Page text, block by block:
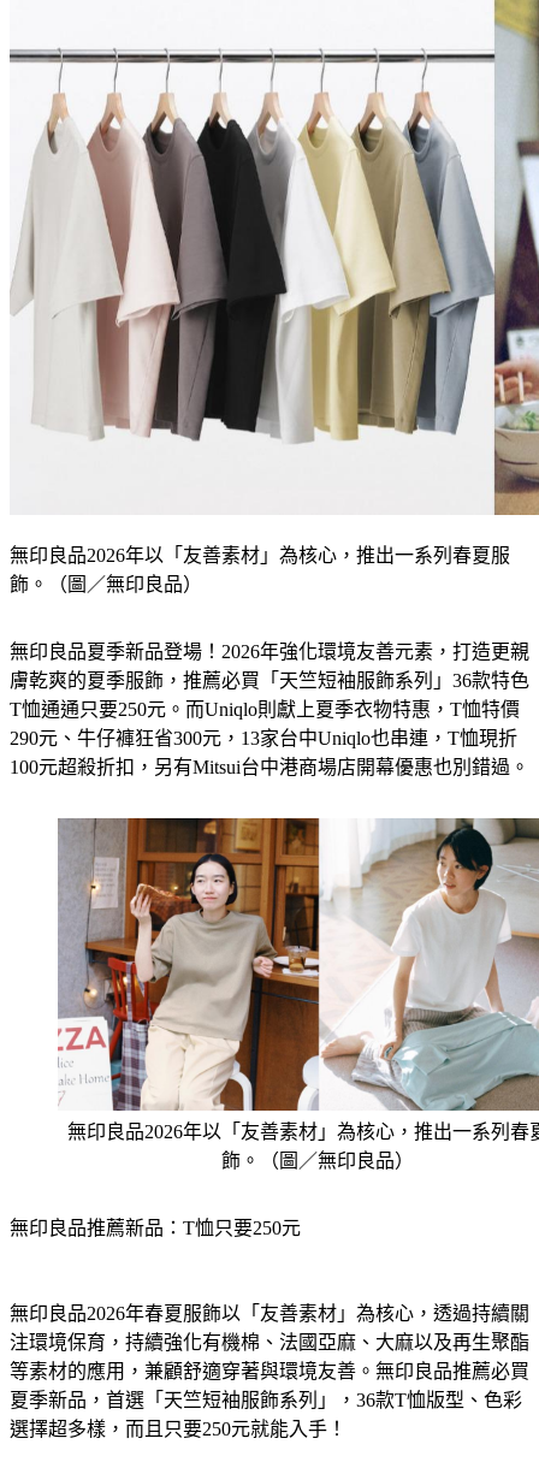
無印良品2026年以「友善素材」為核心，推出一系列春夏服
飾。（圖／無印良品）
無印良品夏季新品登場！2026年強化環境友善元素，打造更親
膚乾爽的夏季服飾，推薦必買「天竺短袖服飾系列」36款特色
T恤通通只要250元。而Uniqlo則獻上夏季衣物特惠，T恤特價
290元、牛仔褲狂省300元，13家台中Uniqlo也串連，T恤現折
100元超殺折扣，另有Mitsui台中港商場店開幕優惠也別錯過。
無印良品2026年以「友善素材」為核心，推出一系列春
飾。（圖／無印良品）
無印良品推薦新品：T恤只要250元
無印良品2026年春夏服飾以「友善素材」為核心，透過持續關
注環境保育，持續強化有機棉、法國亞麻、大麻以及再生聚酯
等素材的應用，兼顧舒適穿著與環境友善。無印良品推薦必買
夏季新品，首選「天竺短袖服飾系列」，36款T恤版型、色彩
選擇超多樣，而且只要250元就能入手！